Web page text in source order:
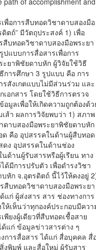
เพื่อการสืบทอดวิชาดาบสองมือ
ตถ์” มีวัตถุประสงค์ 1) เพื่อ
บทอดวิชาดาบสองมือพระยา
แบบการสื่อสารเพื่อการ
ยาพิชัยดาบหัก ผู้วิจัยใช้วิธี
การศึกษา 3 รูปแบบ คือ การ
สังเกตแบบไม่มีส่วนร่วม และ
เอกสาร โดยใช้วิธีการตรวจ
มูลเพื่อให้เกิดความถูกต้องด้
ส้า ผลการวิจัยพบว่า 1) สภาพ
าบสองมือพระยาพิชัยดาบหัก
คือ อุปสรรคในด้านผู้สืบทอด
ง อุปสรรคในด้านช่อง
ด้านผู้รับสารหรือผู้เรียน ทาง
มีการปรับตัว เพื่อดำรงวิชา
หัก จ.อุตรดิตถ์ นี้ไว้ให้คงอยู่
สืบทอดวิชาดาบสองมือพระยา
ก่ ผู้ส่งสาร สาร ช่องทางการ
ห้เห็นว่าทุกองค์ประกอบมีควา
ยงผู้เดียวที่สืบทอดเชื้อสาย
แก่ ข้อมูลข่าวสารต่าง ๆ
การสื่อสาร ได้แก่ สื่อบุคคล สื่
งพิมพ์ และสื่อใหม่ ผู้รับสาร